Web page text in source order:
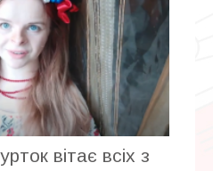
вітає всіх з